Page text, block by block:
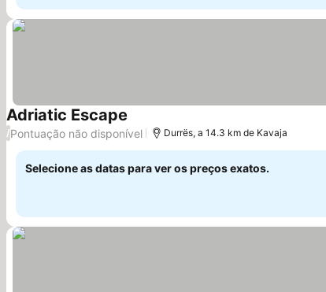
Adriatic Escape Ver preços
/Pontuação não disponível Durrës, a 14.3 km de Kavaja
Selecione as datas para ver os preços exatos.